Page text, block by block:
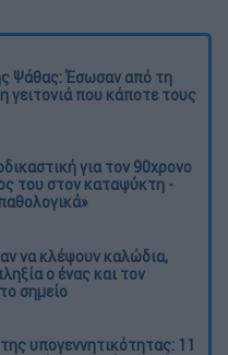
Ψάθας: Έσωσαν από τη
γειτονιά που κάποτε τους
για τον 90χρονο
του στον καταψύκτη -
να κλέψουν καλώδια,
ο ένας και τον
σημείο
υπογεννητικότητας: 11